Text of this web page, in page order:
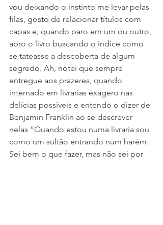
vou deixando o instinto me levar pelas
filas, gosto de relacionar títulos com
capas e, quando paro em um ou outro,
abro o livro buscando o índice como
se tateasse a descoberta de algum
segredo. Ah, notei que sempre
entregue aos prazeres, quando
internado em livrarias exagero nas
delícias possíveis e entendo o dizer de
Benjamin Franklin ao se descrever
nelas “Quando estou numa livraria sou
como um sultão entrando num harém.
Sei bem o que fazer, mas não sei por